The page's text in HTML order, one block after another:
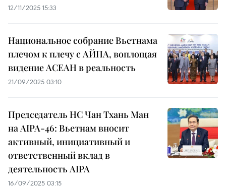
12/11/2025 15:33
Национальное собрание Вьетнама
плечом к плечу с АЙПА, воплощая
видение АСЕАН в реальность
21/09/2025 03:10
Председатель НС Чан Тхань Ман
на AIPA-46: Вьетнам вносит
активный, инициативный и
ответственный вклад в
деятельность AIPA
16/09/2025 03:15